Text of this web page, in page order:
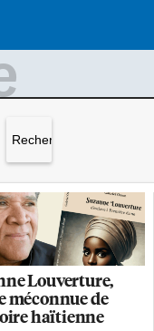
Louverture,
méconnue de
haïtienne